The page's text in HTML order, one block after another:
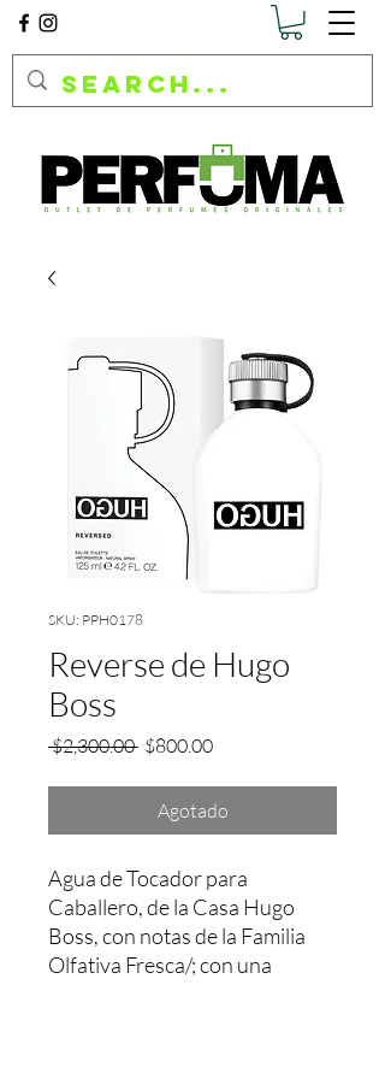
SKU: PPH0178
Reverse de Hugo
Boss
$2,300.00 Precio
$800.00Precio
oferta
Agotado
Agua de Tocador para
Caballero, de la Casa Hugo
Boss, con notas de la Familia
Olfativa Fresca/; con una